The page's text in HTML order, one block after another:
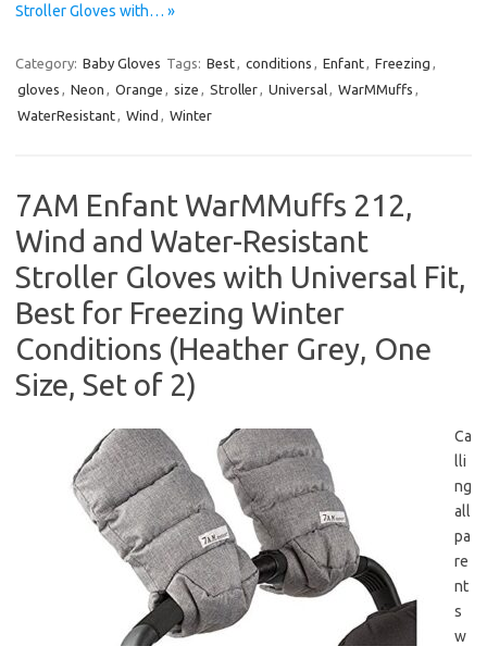
Stroller Gloves with… »
Category: Baby Gloves Tags: Best, conditions , Enfant, Freezing ,
gloves , Neon , Orange , size , Stroller, Universal, WarMMuffs ,
WaterResistant, Wind , Winter
7AM Enfant WarMMuffs 212,
Wind and Water-Resistant
Stroller Gloves with Universal Fit,
Best for Freezing Winter
Conditions (Heather Grey, One
Size, Set of 2)
Ca
lli
ng
all
pa
re
nt
s
w